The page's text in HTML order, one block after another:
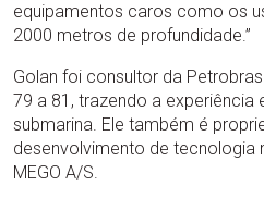
equipamentos caros como os
2000 metros de profundidade.”
Golan foi consultor da
79 a 81, trazendo a experiência
submarina. Ele também é
desenvolvimento de tecnologia
MEGO A/S.